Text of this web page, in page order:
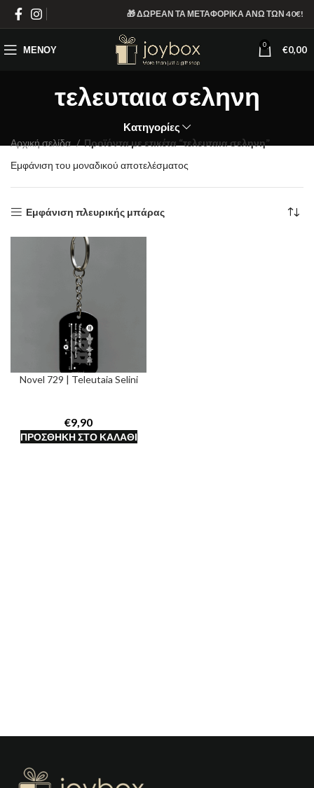
🎁 ΔΩΡΕΑΝ ΤΑ ΜΕΤΑΦΟΡΙΚΑ ΑΝΩ ΤΩΝ 40€!
ΜΕΝΟΎ 0 €0,00
τελευταια σεληνη
Κατηγορίες
Αρχική σελίδα
Προϊόντα με ετικέτα “τελευταια σεληνη”
Εμφάνιση του μοναδικού αποτελέσματος
Εμφάνιση πλευρικής μπάρας
Novel 729 | Teleutaia Selini
€
ΠΡΟΣΘΉΚΗ ΣΤΟ ΚΑΛΆΘΙ